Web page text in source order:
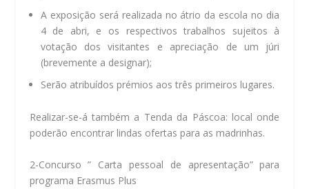
A exposição será realizada no átrio da escola no dia
4 de abri, e os respectivos trabalhos sujeitos à
votação dos visitantes e apreciação de um júri
(brevemente a designar);
Serão atribuídos prémios aos três primeiros lugares.
Realizar-se-á também a Tenda da Páscoa: local onde
poderão encontrar lindas ofertas para as madrinhas.
2-Concurso ” Carta pessoal de apresentação” para
programa Erasmus Plus